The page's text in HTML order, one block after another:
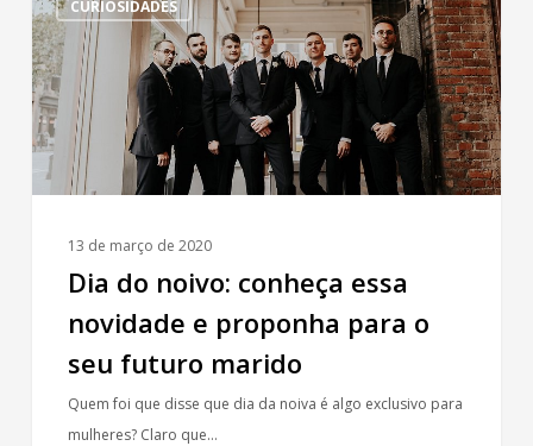
CURIOSIDADES
do
noivo:
conheça
essa
novidade
proponha
futuro
marido
13 de março de 2020
Dia do noivo: conheça essa
novidade e proponha para o
seu futuro marido
Quem foi que disse que dia da noiva é algo exclusivo para
mulheres? Claro que…